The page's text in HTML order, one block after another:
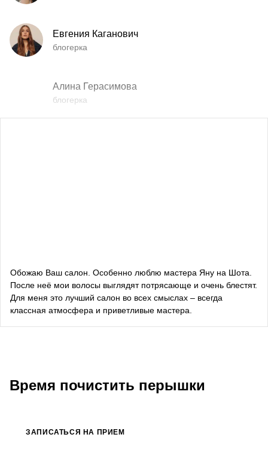
Евгения Каганович
блогерка
Алина Герасимова
блогерка
Bazhana
songwriter
Обожаю Ваш салон. Особенно люблю мастера Яну на Шота.
После неё мои волосы выглядят потрясающе и очень блестят.
Для меня это лучший салон во всех смыслах – всегда
классная атмосфера и приветливые мастера.
Время почистить перышки
ЗАПИСАТЬСЯ НА ПРИЕМ